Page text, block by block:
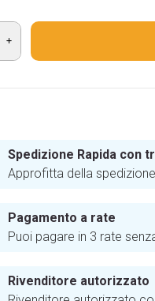
Spedizione Rapida con
Approfitta della
Pagamento a rate
Puoi pagare in 3 rate
Rivenditore autorizzato